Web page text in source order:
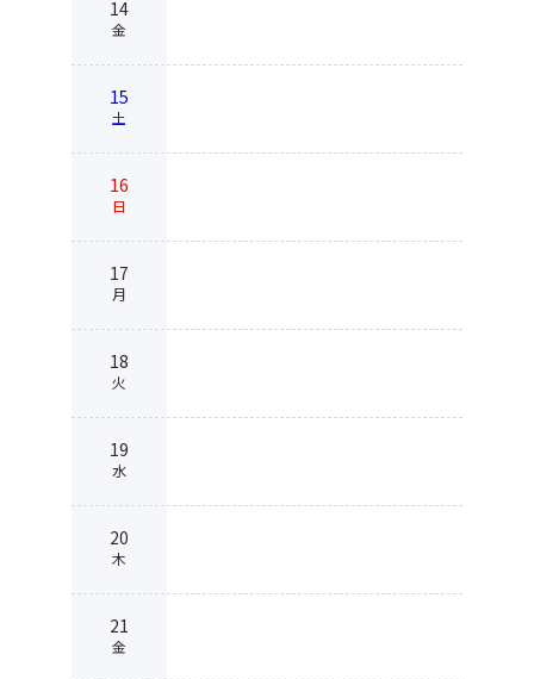
14
金
15
土
16
日
17
月
18
火
19
水
20
木
21
金